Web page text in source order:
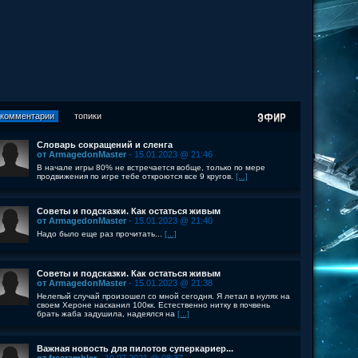
комментарии топики
Словарь сокращений и сленга
от ArmagedonMaster - 15.01.2023 @ 21:46
В начале игры 80% не встречается вобще, только по мере
продвижения по игре тебе откроются все 9 кругов. [...]
Советы и подсказки. Как остаться живым
от ArmagedonMaster - 15.01.2023 @ 21:40
Надо было еще раз прочитать... [...]
Советы и подсказки. Как остаться живым
от ArmagedonMaster - 15.01.2023 @ 21:38
Нелепый случай произошел со мной сегодня. Я летал в нулях на
своем Хероне насканил 100кк. Естественно нитку в почвень
брать жаба задушила, надеялся на [...]
Важная новость для пилотов суперкариер...